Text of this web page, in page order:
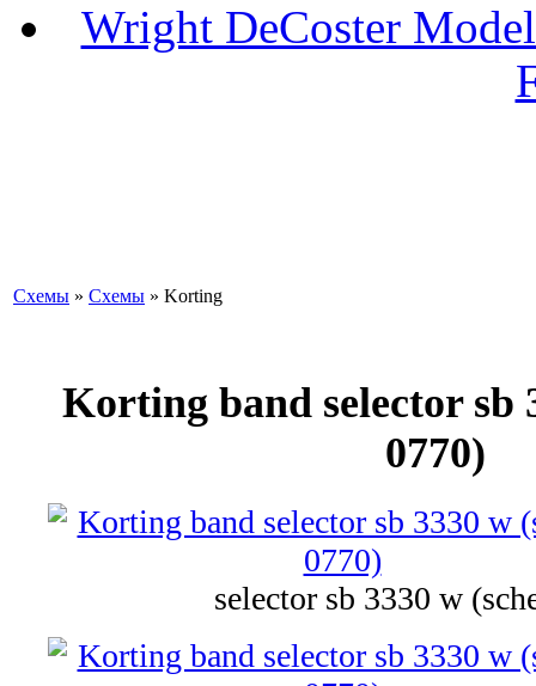
Wright DeCoster
Схемы » Схемы » Korting
Korting band selector sb
0770)
selector sb 3330 w